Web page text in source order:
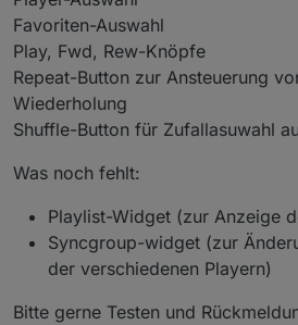
Favoriten-Auswahl
Play, Fwd, Rew-Knöpfe
Repeat-Button zur Ansteuerung
Wiederholung
Shuffle-Button für Zufallasuwahl
Was noch fehlt:
Playlist-Widget (zur Anzeige
Syncgroup-widget (zur
der verschiedenen Playern)
Bitte gerne Testen und